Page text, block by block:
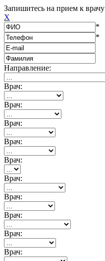
Запишитесь на прием к врачу
X
*
*
Направление:
Врач:
Врач:
Врач:
Врач:
Врач:
Врач:
Врач:
Врач:
Врач:
Врач: